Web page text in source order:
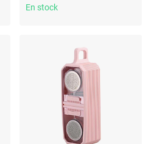
Commandes tactiles -
En stock